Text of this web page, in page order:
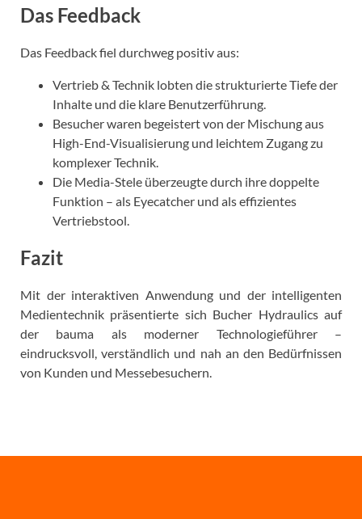
Das Feedback
Das Feedback fiel durchweg positiv aus:
Vertrieb & Technik lobten die strukturierte Tiefe der
Inhalte und die klare Benutzerführung.
Besucher waren begeistert von der Mischung aus
High-End-Visualisierung und leichtem Zugang zu
komplexer Technik.
Die Media-Stele überzeugte durch ihre doppelte
Funktion – als Eyecatcher und als effizientes
Vertriebstool.
Fazit
Mit der interaktiven Anwendung und der intelligenten
Medientechnik präsentierte sich Bucher Hydraulics auf
der bauma als moderner Technologieführer –
eindrucksvoll, verständlich und nah an den Bedürfnissen
von Kunden und Messebesuchern.